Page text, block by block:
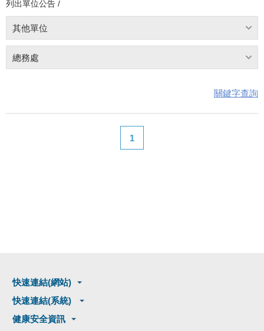
列出單位公告 /
其他單位
總務處
關鍵字查詢
1
快速連結(網站)
快速連結(系統)
健康安全資訊